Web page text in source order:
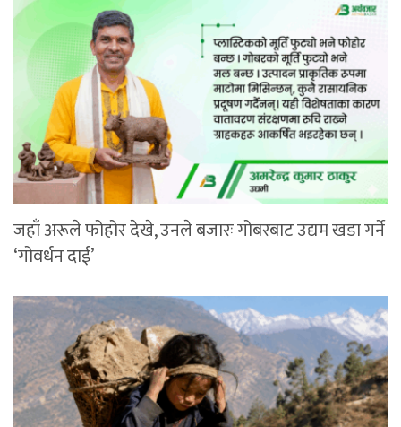
जहाँ अरूले फोहोर देखे, उनले बजारः गोबरबाट उद्यम खडा गर्ने
‘गोवर्धन दाई’